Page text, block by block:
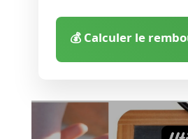
💰 Calculer le